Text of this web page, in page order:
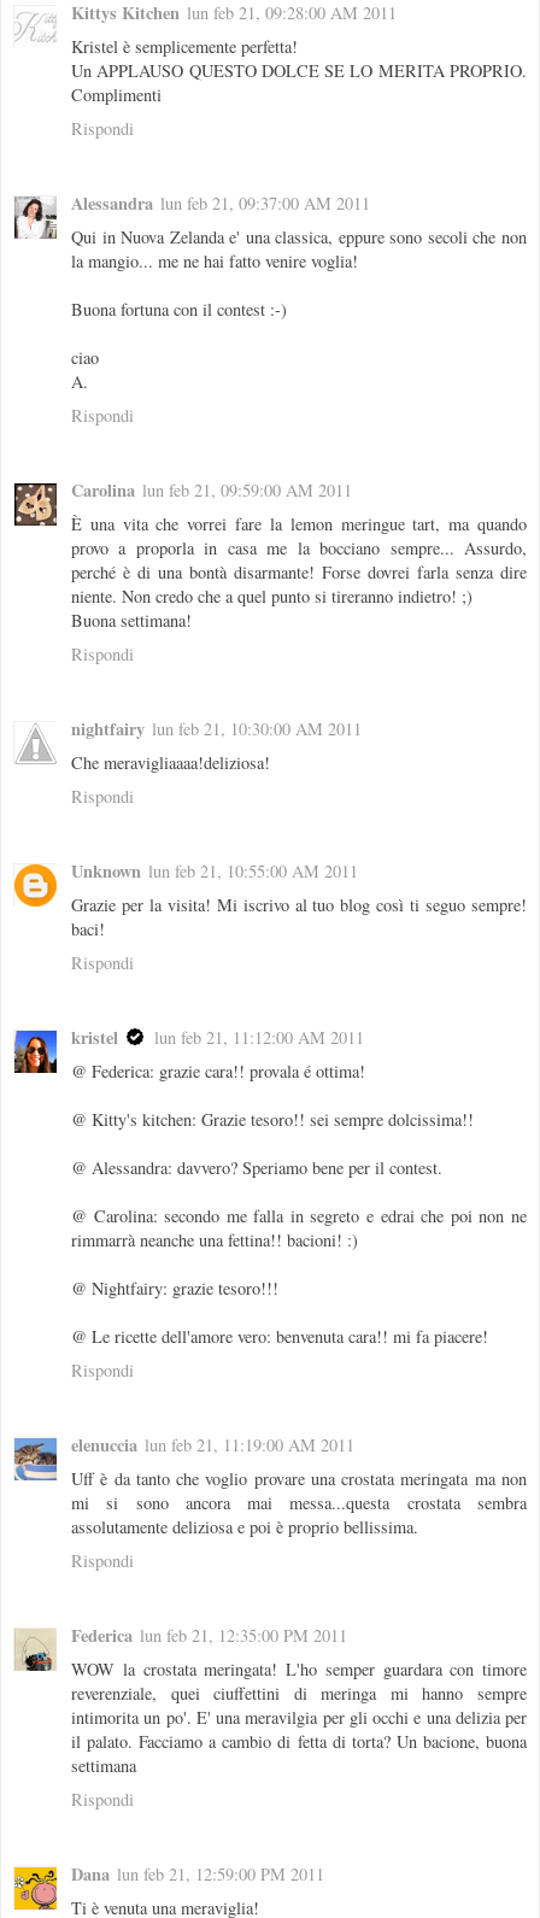
Kittys Kitchen lun feb 21, 09:28:00 AM 2011
Kristel è semplicemente perfetta!
Un APPLAUSO QUESTO DOLCE SE LO MERITA PROPRIO.
Complimenti
Rispondi
Alessandra lun feb 21, 09:37:00 AM 2011
Qui in Nuova Zelanda e' una classica, eppure sono secoli che non
la mangio... me ne hai fatto venire voglia!
Buona fortuna con il contest :-)
ciao
A.
Rispondi
Carolina lun feb 21, 09:59:00 AM 2011
È una vita che vorrei fare la lemon meringue tart, ma quando
provo a proporla in casa me la bocciano sempre... Assurdo,
perché è di una bontà disarmante! Forse dovrei farla senza dire
niente. Non credo che a quel punto si tireranno indietro! ;)
Buona settimana!
Rispondi
nightfairy lun feb 21, 10:30:00 AM 2011
Che meravigliaaaa!deliziosa!
Rispondi
Unknown lun feb 21, 10:55:00 AM 2011
Grazie per la visita! Mi iscrivo al tuo blog così ti seguo sempre!
baci!
Rispondi
kristel
lun feb 21, 11:12:00 AM 2011
@ Federica: grazie cara!! provala é ottima!
@ Kitty's kitchen: Grazie tesoro!! sei sempre dolcissima!!
@ Alessandra: davvero? Speriamo bene per il contest.
@ Carolina: secondo me falla in segreto e edrai che poi non ne
rimmarrà neanche una fettina!! bacioni! :)
@ Nightfairy: grazie tesoro!!!
@ Le ricette dell'amore vero: benvenuta cara!! mi fa piacere!
Rispondi
elenuccia lun feb 21, 11:19:00 AM 2011
Uff è da tanto che voglio provare una crostata meringata ma non
mi si sono ancora mai messa...questa crostata sembra
assolutamente deliziosa e poi è proprio bellissima.
Rispondi
Federica lun feb 21, 12:35:00 PM 2011
WOW la crostata meringata! L'ho semper guardara con timore
reverenziale, quei ciuffettini di meringa mi hanno sempre
intimorita un po'. E' una meravilgia per gli occhi e una delizia per
il palato. Facciamo a cambio di fetta di torta? Un bacione, buona
settimana
Rispondi
Dana lun feb 21, 12:59:00 PM 2011
Ti è venuta una meraviglia!